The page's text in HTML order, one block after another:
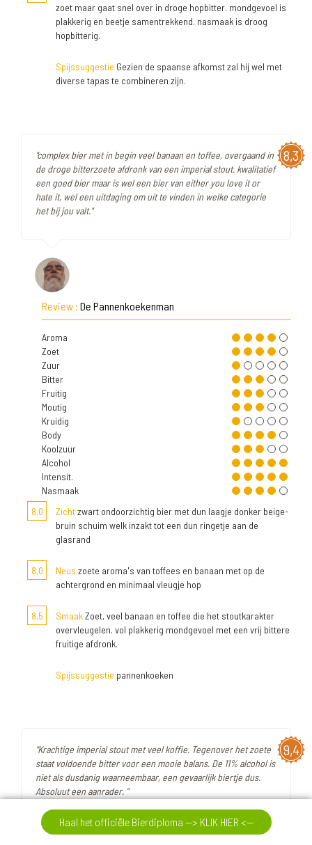
zoet maar gaat snel over in droge hopbitter. mondgevoel is
plakkerig en beetje samentrekkend. nasmaak is droog
hopbitterig.
Spijssuggestie Gezien de spaanse afkomst zal hij wel met
diverse tapas te combineren zijn.
8,3
"complex bier met in begin veel banaan en toffee, overgaand in
de droge bitterzoete afdronk van een imperial stout. kwalitatief
een goed bier maar is wel een bier van either you love it or
hate it, wel een uitdaging om uit te vinden in welke categorie
het bij jou valt."
Review : De Pannenkoekenman
Aroma
Zoet
Zuur
Bitter
Fruitig
Moutig
Kruidig
Body
Koolzuur
Alcohol
Intensit.
Nasmaak
8,0
Zichtzwart ondoorzichtig bier met dun laagje donker beige-
bruin schuim welk inzakt tot een dun ringetje aan de
glasrand
8,0 Neus zoete aroma's van toffees en banaan met op de
achtergrond en minimaal vleugje hop
8,5 SmaakZoet, veel banaan en toffee die het stoutkarakter
overvleugelen. vol plakkerig mondgevoel met een vrij bittere
fruitige afdronk.
Spijssuggestie pannenkoeken
9,4
"Krachtige imperial stout met veel koffie. Tegenover het zoete
staat voldoende bitter voor een mooie balans. De 11% alcohol is
niet als dusdanig waarneembaar, een gevaarlijk biertje dus.
Absoluut een aanrader. "
Haal het officiële Bierdiploma --> KLIK HIER <--